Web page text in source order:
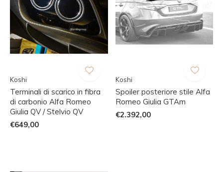
Koshi
Terminali di scarico in fibra
di carbonio Alfa Romeo
Giulia QV / Stelvio QV
€649,00
Koshi
Spoiler posteriore stile Alfa
Romeo Giulia GTAm
€2.392,00